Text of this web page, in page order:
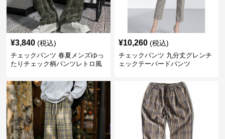
¥3,840 (税込)
チェックパンツ 春夏メンズゆっ
たりチェック柄パンツレトロ風
¥10,260 (税込)
チェックパンツ 九分丈グレンチ
ェックテーパードパンツ